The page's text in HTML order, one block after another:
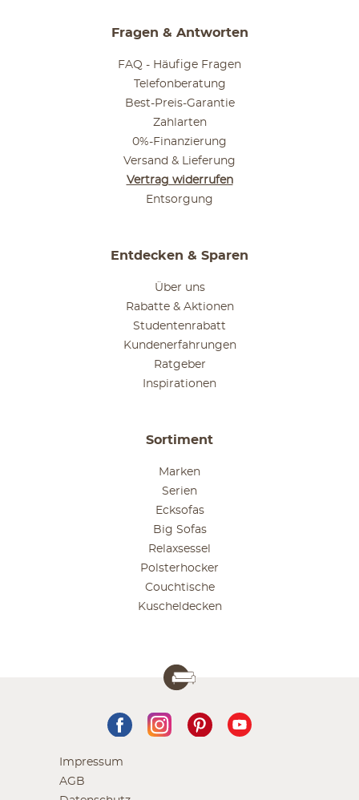
Fragen & Antworten
FAQ - Häufige Fragen
Telefonberatung
Best-Preis-Garantie
Zahlarten
0%-Finanzierung
Versand & Lieferung
Vertrag widerrufen
Entsorgung
Entdecken & Sparen
Über uns
Rabatte & Aktionen
Studentenrabatt
Kundenerfahrungen
Ratgeber
Inspirationen
Sortiment
Marken
Serien
Ecksofas
Big Sofas
Relaxsessel
Polsterhocker
Couchtische
Kuscheldecken
Impressum
AGB